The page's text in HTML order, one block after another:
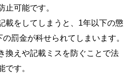
止可能です。
載をしてしまうと、1年以下の懲
罰金が科せられてしまいます。
換えや記載ミスを防ぐことで法
です。